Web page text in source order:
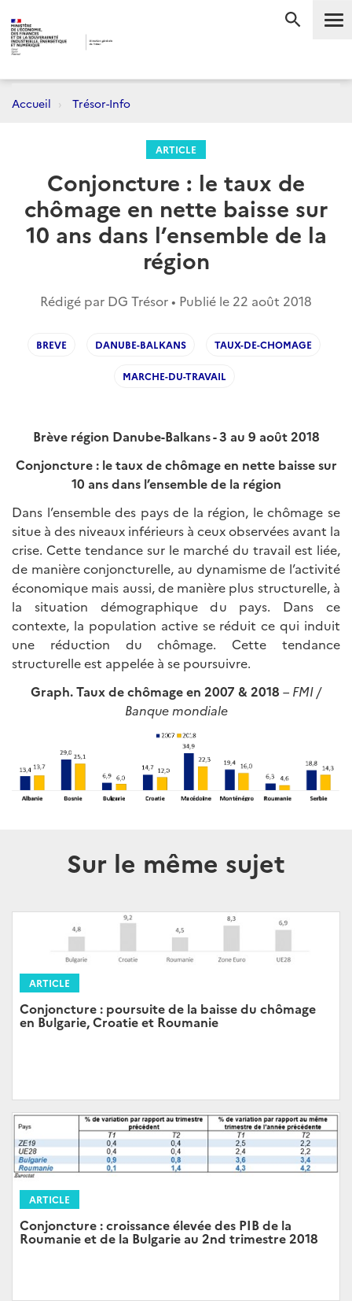
Accueil Trésor-Info
ARTICLE
Conjoncture : le taux de
chômage en nette baisse sur
10 ans dans l’ensemble de la
région
Rédigé par DG Trésor • Publié le 22 août 2018
BREVE DANUBE-BALKANS TAUX-DE-CHOMAGE
MARCHE-DU-TRAVAIL
Brève région Danube-Balkans - 3 au 9 août 2018
Conjoncture : le taux de chômage en nette baisse sur
10 ans dans l’ensemble de la région
Dans l’ensemble des pays de la région, le chômage se
situe à des niveaux inférieurs à ceux observées avant la
crise. Cette tendance sur le marché du travail est liée,
de manière conjoncturelle, au dynamisme de l’activité
économique mais aussi, de manière plus structurelle, à
la situation démographique du pays. Dans ce
contexte, la population active se réduit ce qui induit
une réduction du chômage. Cette tendance
structurelle est appelée à se poursuivre.
Graph.Taux de chômage en 2007 & 2018 – FMI /
Banque mondiale
Sur le même sujet
ARTICLE
Conjoncture : poursuite de la baisse du chômage
en Bulgarie, Croatie et Roumanie
ARTICLE
Conjoncture : croissance élevée des PIB de la
Roumanie et de la Bulgarie au 2nd trimestre 2018